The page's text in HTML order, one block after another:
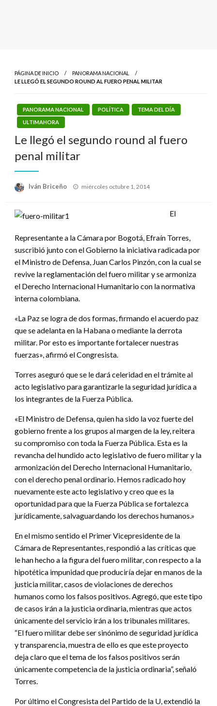
PÁGINA DE INICIO
PANORAMA NACIONAL
LE LLEGÓ EL SEGUNDO ROUND AL FUERO PENAL MILITAR
PANORAMA NACIONAL POLÍTICA
TEMA DEL DÍA
ULTIMAHORA
Le llegó el segundo round al fuero
penal militar
Iván Briceño
Publicado
miércoles octubre 1, 2014
El
Representante a la Cámara por Bogotá, Efraín Torres,
suscribió junto con el Gobierno la iniciativa radicada por
el Ministro de Defensa, Juan Carlos Pinzón, con la cual se
revive la reglamentación del fuero militar y se armoniza
el Derecho Internacional Humanitario con la normativa
interna colombiana.
«La Paz se logra de dos formas, firmando el acuerdo paz
que se adelanta en la Habana o mediante la derrota
militar. Por esto es importante fortalecer nuestras
fuerzas», afirmó el Congresista.
Torres aseguró que se le dará celeridad en el trámite al
acto legislativo para garantizarle la seguridad jurídica a
los integrantes de la Fuerza Pública.
«El Ministro de Defensa, quien ha sido la voz fuerte del
gobierno frente a los grupos al margen de la ley, reitera
su compromiso con toda la Fuerza Pública. Esta es la
revancha del hundido acto legislativo de fuero militar y la
armonización del Derecho Internacional Humanitario,
con el derecho penal ordinario. Hemos radicado hoy
nuevamente este acto legislativo y creo que es la
oportunidad para que la Fuerza Pública se fortalezca
jurídicamente, salvaguardando los derechos humanos.»
En el mismo sentido el Primer Vicepresidente de la
Cámara de Representantes, respondió a las críticas que
le han hecho a la figura del fuero militar, con respecto a la
hipotética impunidad que produciría dejar en manos de la
justicia militar, casos de violaciones de derechos
humanos como los falsos positivos. Agregó, que este tipo
de casos irán a la justicia ordinaria, mientras que actos
únicamente del servicio irán a los tribunales militares.
“El fuero militar debe ser sinónimo de seguridad jurídica
y transparencia, muestra de ello es que este proyecto
deja claro que el tema de los falsos positivos serán
únicamente competencia de la justicia ordinaria”, señaló
Torres.
Por último el Congresista del Partido de la U, extendió la